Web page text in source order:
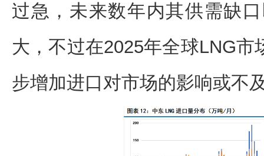
过急，未来数年内其供需缺
大，不过在2025年全球LNG
步增加进口对市场的影响或不